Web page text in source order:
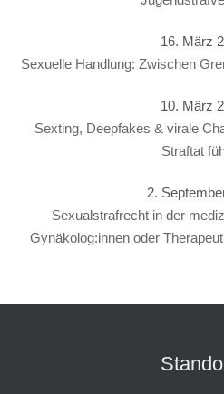
16. März
Sexuelle Handlung: Zwischen
10. März
Sexting, Deepfakes & virale
Straftat
2.
Sexualstrafrecht in der
Gynäkolog:innen oder